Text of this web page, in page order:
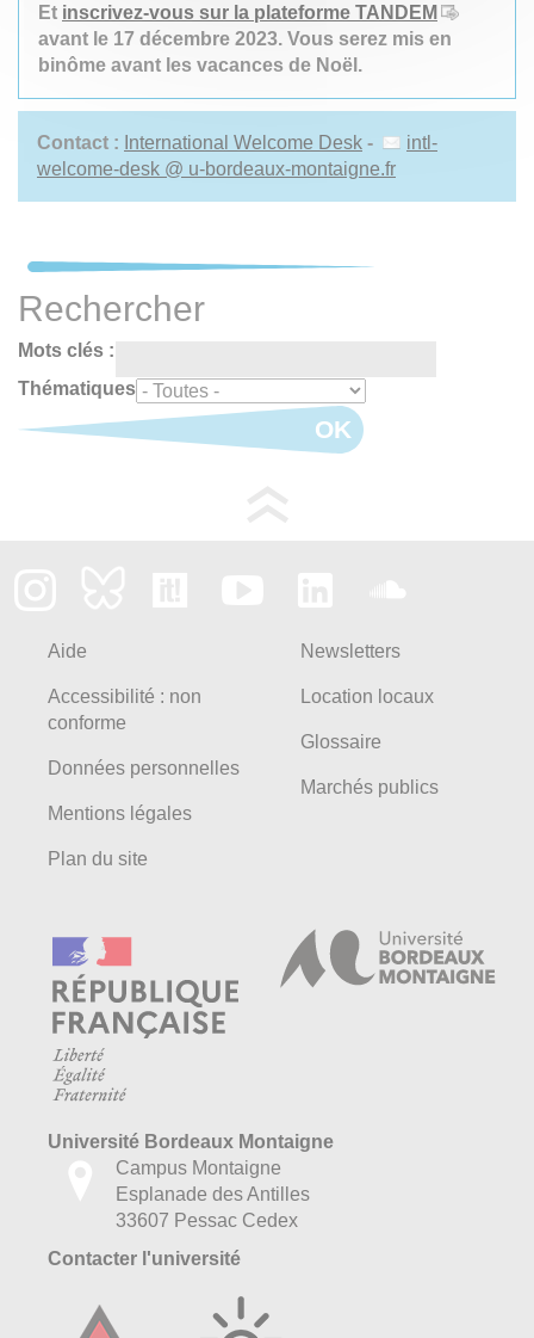
Et inscrivez-vous sur la plateforme TANDEM
avant le 17 décembre 2023. Vous serez mis en
binôme avant les vacances de Noël.
Contact : International Welcome Desk -
intl-
welcome-desk @ u-bordeaux-montaigne.fr
Rechercher
Mots clés :
Thématiques
OK
Aide
Accessibilité : non
conforme
Données personnelles
Mentions légales
Plan du site
Newsletters
Location locaux
Glossaire
Marchés publics
Université Bordeaux Montaigne
Campus Montaigne
Esplanade des Antilles
33607 Pessac Cedex
Contacter l'université